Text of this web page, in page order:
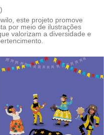
)
este projeto promove
por meio de ilustrações
valorizam a diversidade e